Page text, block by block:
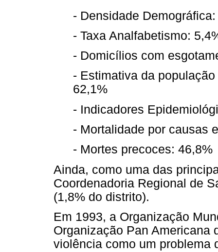
- Densidade
- Taxa Analfabetismo:
- Domicílios com
- Estimativa da
62,1%
- Indicadores
- Mortalidade por causas
- Mortes precoces: 46,8%
Ainda, como uma das
Coordenadoria Regional de
(1,8% do distrito).
Em 1993, a Organização
Organização Pan Americana
violência como um problema